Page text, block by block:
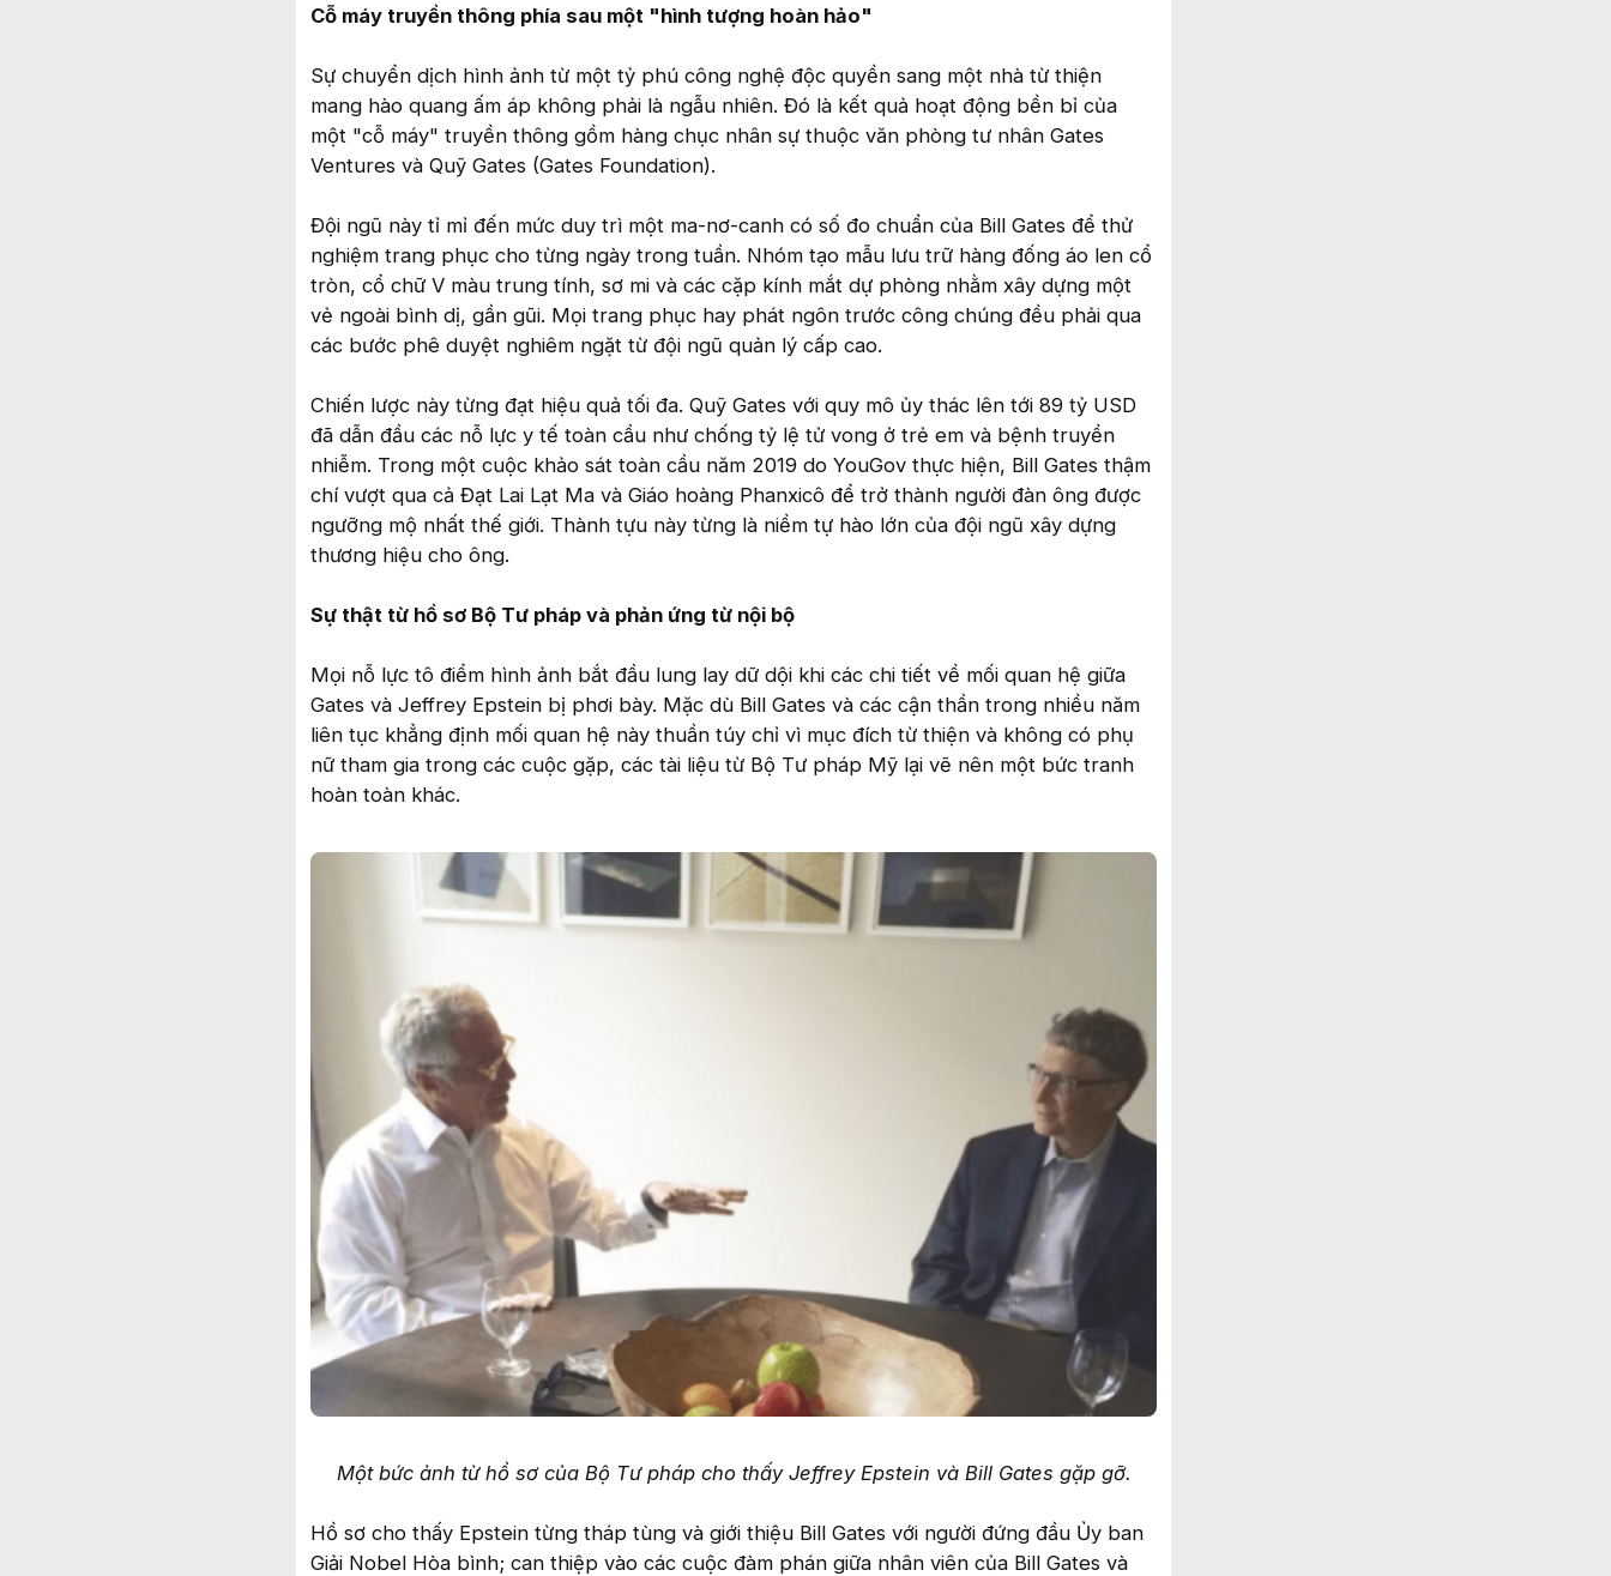
Cỗ máy truyền thông phía sau một "hình tượng hoàn hảo"
Sự chuyển dịch hình ảnh từ một tỷ phú công nghệ độc quyền sang một nhà từ thiện
mang hào quang ấm áp không phải là ngẫu nhiên. Đó là kết quả hoạt động bền bỉ của
một "cỗ máy" truyền thông gồm hàng chục nhân sự thuộc văn phòng tư nhân Gates
Ventures và Quỹ Gates (Gates Foundation).
Đội ngũ này tỉ mỉ đến mức duy trì một ma-nơ-canh có số đo chuẩn của Bill Gates để thử
nghiệm trang phục cho từng ngày trong tuần. Nhóm tạo mẫu lưu trữ hàng đống áo len cổ
tròn, cổ chữ V màu trung tính, sơ mi và các cặp kính mắt dự phòng nhằm xây dựng một
vẻ ngoài bình dị, gần gũi. Mọi trang phục hay phát ngôn trước công chúng đều phải qua
các bước phê duyệt nghiêm ngặt từ đội ngũ quản lý cấp cao.
Chiến lược này từng đạt hiệu quả tối đa. Quỹ Gates với quy mô ủy thác lên tới 89 tỷ USD
đã dẫn đầu các nỗ lực y tế toàn cầu như chống tỷ lệ tử vong ở trẻ em và bệnh truyền
nhiễm. Trong một cuộc khảo sát toàn cầu năm 2019 do YouGov thực hiện, Bill Gates thậm
chí vượt qua cả Đạt Lai Lạt Ma và Giáo hoàng Phanxicô để trở thành người đàn ông được
ngưỡng mộ nhất thế giới. Thành tựu này từng là niềm tự hào lớn của đội ngũ xây dựng
thương hiệu cho ông.
Sự thật từ hồ sơ Bộ Tư pháp và phản ứng từ nội bộ
Mọi nỗ lực tô điểm hình ảnh bắt đầu lung lay dữ dội khi các chi tiết về mối quan hệ giữa
Gates và Jeffrey Epstein bị phơi bày. Mặc dù Bill Gates và các cận thần trong nhiều năm
liên tục khẳng định mối quan hệ này thuần túy chỉ vì mục đích từ thiện và không có phụ
nữ tham gia trong các cuộc gặp, các tài liệu từ Bộ Tư pháp Mỹ lại vẽ nên một bức tranh
hoàn toàn khác.
Một bức ảnh từ hồ sơ của Bộ Tư pháp cho thấy Jeffrey Epstein và Bill Gates gặp gỡ.
Hồ sơ cho thấy Epstein từng tháp tùng và giới thiệu Bill Gates với người đứng đầu Ủy ban
Giải Nobel Hòa bình; can thiệp vào các cuộc đàm phán giữa nhân viên của Bill Gates và